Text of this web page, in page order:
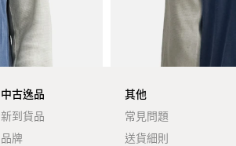
中古逸品
新到貨品
品牌
其他
常見問題
送貨細則